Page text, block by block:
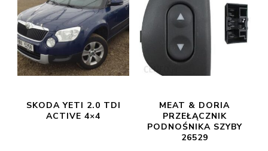
SKODA YETI 2.0 TDI
ACTIVE 4×4
MEAT & DORIA
PRZEŁĄCZNIK
PODNOŚNIKA SZYBY
26529